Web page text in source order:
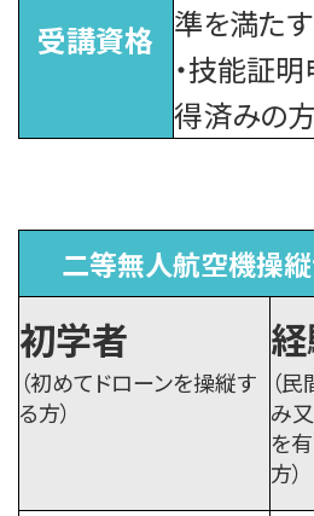
受講資格 準を満た
・技能証
得済みの方
二等無人航空機操
初学者
（初めてドローンを操縦す
る方）
（
み
を
方）